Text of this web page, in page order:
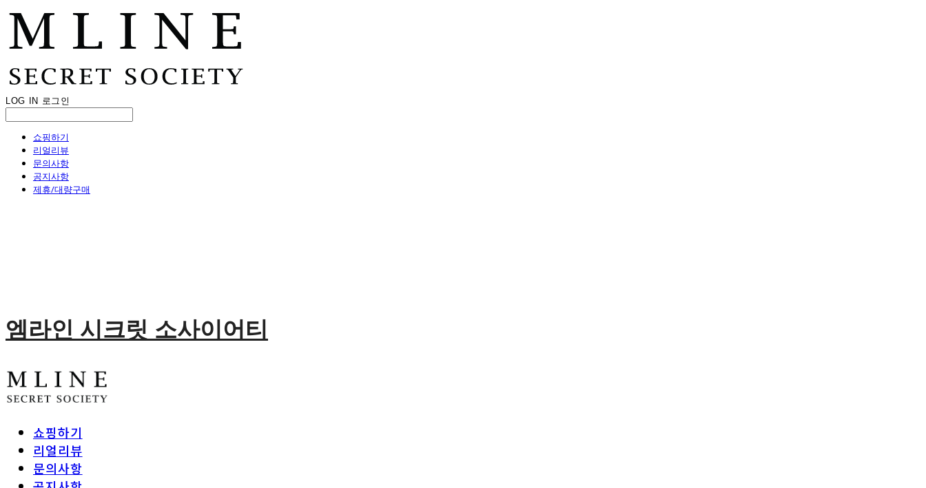
LOG IN 로그인
쇼핑하기
리얼리뷰
문의사항
공지사항
제휴/대량구매
엠라인 시크릿 소사이어티
쇼핑하기
리얼리뷰
문의사항